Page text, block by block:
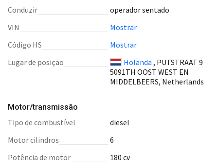
Conduzir
operador sentado
VIN
Mostrar
Código HS
Mostrar
Lugar de posição
Holanda , PUTSTRAAT 9
5091TH OOST WEST EN
MIDDELBEERS, Netherlands
Motor/transmissão
tipo de combustível
diesel
motor cilindros
6
potência de motor
180 cv